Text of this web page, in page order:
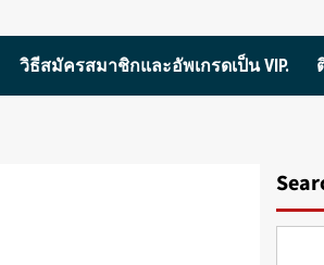
วิธีสมัครสมาชิกและอัพเกรดเป็น VIP.